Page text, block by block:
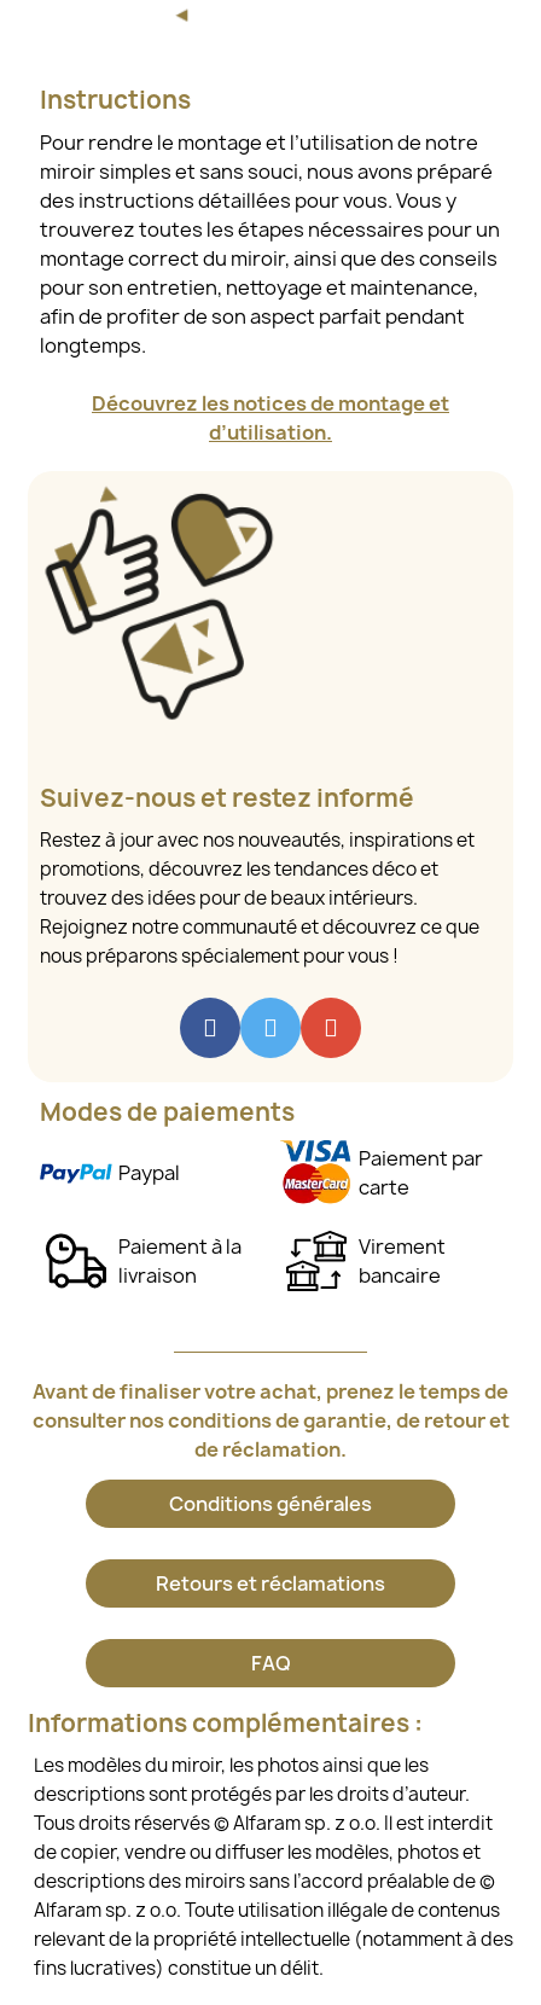
Instructions
Pour rendre le montage et l’utilisation de notre
miroir simples et sans souci, nous avons préparé
des instructions détaillées pour vous. Vous y
trouverez toutes les étapes nécessaires pour un
montage correct du miroir, ainsi que des conseils
pour son entretien, nettoyage et maintenance,
afin de profiter de son aspect parfait pendant
longtemps.
Découvrez les notices de montage et
d’utilisation.
Suivez-nous et restez informé
Restez à jour avec nos nouveautés, inspirations et
promotions, découvrez les tendances déco et
trouvez des idées pour de beaux intérieurs.
Rejoignez notre communauté et découvrez ce que
nous préparons spécialement pour vous !
Modes de paiements
Paypal
Paiement par
carte
Paiement à la
livraison
Virement
bancaire
Avant de finaliser votre achat, prenez le temps de
consulter nos conditions de garantie, de retour et
de réclamation.
Conditions générales
Retours et réclamations
FAQ
Informations complémentaires :
Les modèles du miroir, les photos ainsi que les
descriptions sont protégés par les droits d’auteur.
Tous droits réservés © Alfaram sp. z o.o. Il est interdit
de copier, vendre ou diffuser les modèles, photos et
descriptions des miroirs sans l’accord préalable de ©
Alfaram sp. z o.o. Toute utilisation illégale de contenus
relevant de la propriété intellectuelle (notamment à des
fins lucratives) constitue un délit.